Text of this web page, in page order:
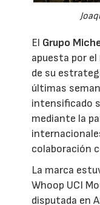
El Grupo
apuesta por
de su
últimas
intensificado
mediante la
colaboración
La marca
Whoop UCI
disputada en